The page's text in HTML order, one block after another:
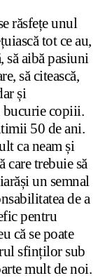
răsfețe unul
tot ce au,
aibă pasiuni
să citească,
și
bucurie copiii.
50 de ani.
ca neam și
care trebuie să
un semnal
de a
pentru
că se poate
sfinților sub
mult de noi.